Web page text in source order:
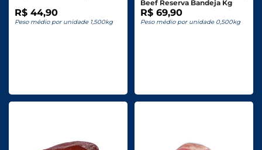
R$ 44,90
Peso médio por unidade 1,500kg
Beef Reserva Bandeja Kg
R$ 69,90
Peso médio por unidade 0,500kg